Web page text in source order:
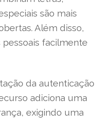
são mais
Além disso,
facilmente
da autenticação
adiciona uma
exigindo uma